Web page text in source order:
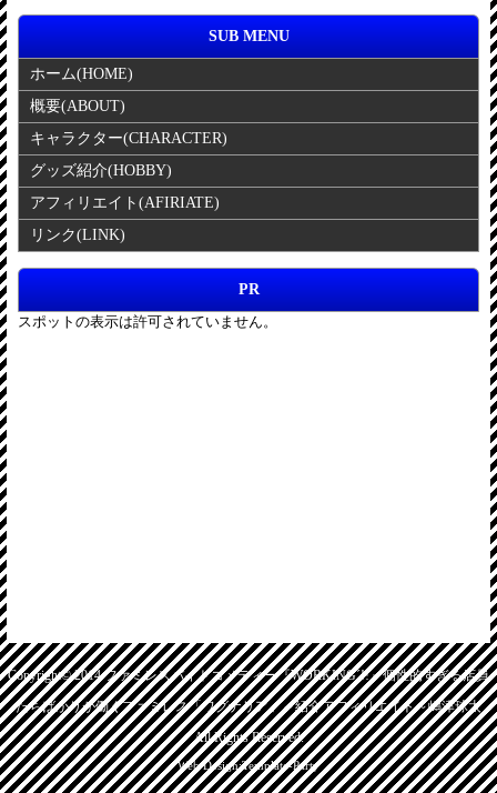
SUB MENU
ホーム(HOME)
概要(ABOUT)
キャラクター(CHARACTER)
グッズ紹介(HOBBY)
アフィリエイト (AFIRIATE)
リンク(LINK)
PR
Copyright© 2014ファミレスバイトコメディー『WORKING´!!』個性的すぎる店員
たちばかりが働くファミレス「ワグナリア」～紹介アフィリエイト～嶋津球太
All Rights Reserved.
Web Design:Template-Party